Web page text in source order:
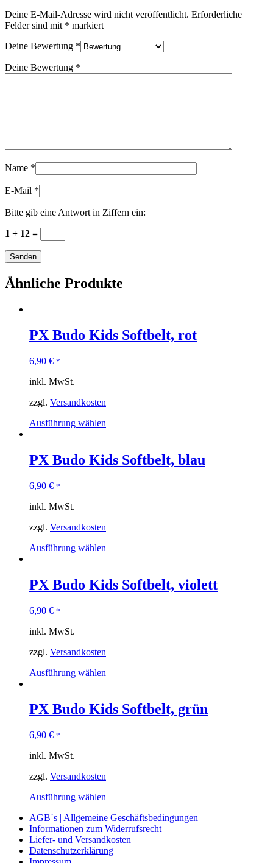
Deine E-Mail-Adresse wird nicht veröffentlicht. Erforderliche
Felder sind mit * markiert
Deine Bewertung *
Deine Bewertung *
Name *
E-Mail *
Bitte gib eine Antwort in Ziffern ein:
1 + 12 =
Ähnliche Produkte
PX Budo Kids Softbelt, rot
6,90 € *
inkl. MwSt.
zzgl. Versandkosten
Ausführung wählen
PX Budo Kids Softbelt, blau
6,90 € *
inkl. MwSt.
zzgl. Versandkosten
Ausführung wählen
PX Budo Kids Softbelt, violett
6,90 € *
inkl. MwSt.
zzgl. Versandkosten
Ausführung wählen
PX Budo Kids Softbelt, grün
6,90 € *
inkl. MwSt.
zzgl. Versandkosten
Ausführung wählen
AGB´s | Allgemeine Geschäftsbedingungen
Informationen zum Widerrufsrecht
Liefer- und Versandkosten
Datenschutzerklärung